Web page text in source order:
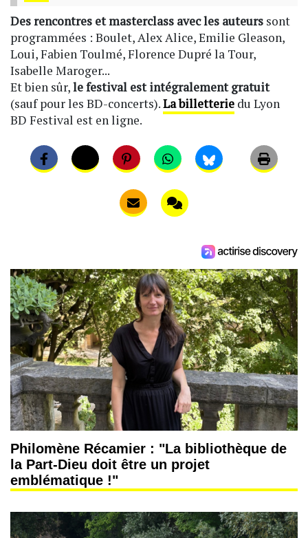
Des rencontres et masterclass avec les auteurs sont
programmées : Boulet, Alex Alice, Emilie Gleason,
Loui, Fabien Toulmé, Florence Dupré la Tour,
Isabelle Maroger...
Et bien sûr,le festival est intégralement gratuit
(sauf pour les BD-concerts).La billetterie du Lyon
BD Festival est en ligne.
Philomène Récamier : "La bibliothèque de
la Part-Dieu doit être un projet
emblématique !"